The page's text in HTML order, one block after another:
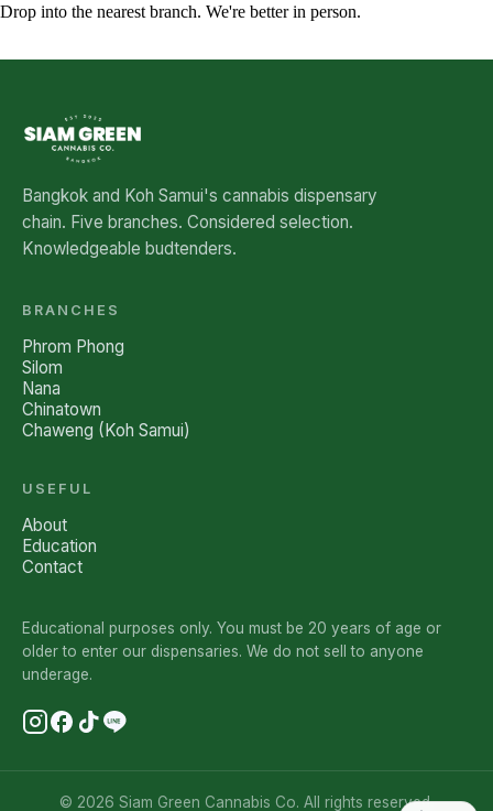
Drop into the nearest branch. We're better in person.
Bangkok and Koh Samui's cannabis dispensary
chain. Five branches. Considered selection.
Knowledgeable budtenders.
BRANCHES
Phrom Phong
Silom
Nana
Chinatown
Chaweng (Koh Samui)
USEFUL
About
Education
Contact
Educational purposes only. You must be 20 years of age or
older to enter our dispensaries. We do not sell to anyone
underage.
© 2026 Siam Green Cannabis Co. All rights reserved.